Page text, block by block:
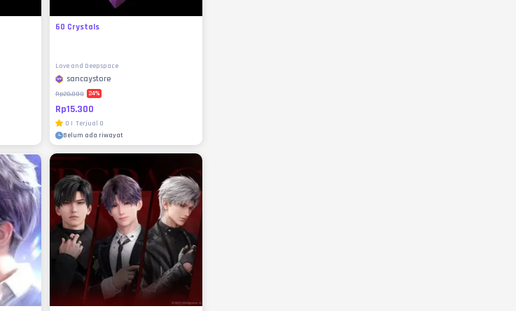
60 Crystals
Love and Deepspace
sancaystore
Rp20.000 24%
Rp15.300
0 | Terjual 0
Belum ada riwayat